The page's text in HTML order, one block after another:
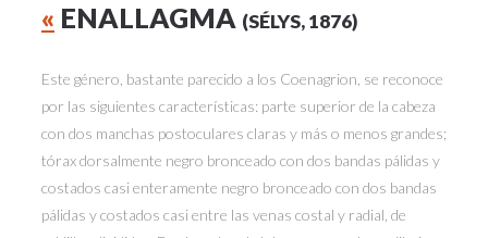
« ENALLAGMA (SÉLYS, 1876)
Este género, bastante parecido a los Coenagrion, se reconoce
por las siguientes características: parte superior de la cabeza
con dos manchas postoculares claras y más o menos grandes;
tórax dorsalmente negro bronceado con dos bandas pálidas y
costados casi enteramente negro bronceado con dos bandas
pálidas y costados casi entre las venas costal y radial, de